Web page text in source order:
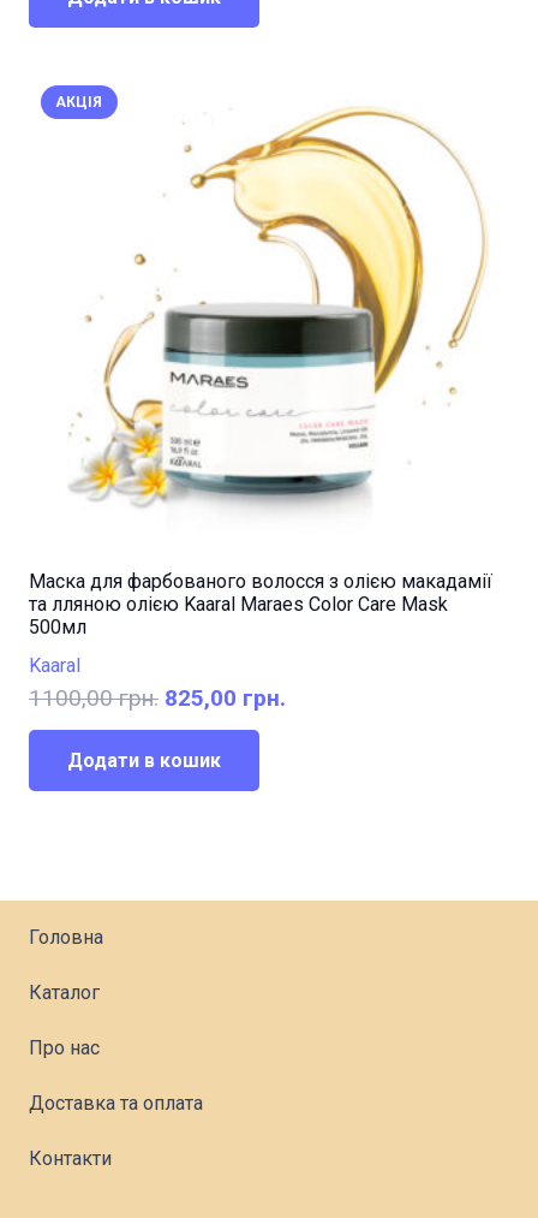
АКЦІЯ
Маска для фарбованого волосся з олією макадамії
та лляною олією Kaaral Maraes Color Care Mask
500мл
Kaaral
1100,00грн. Оригінальна
ціна:
1100,00 грн..
825,00 грн.
Додати в кошик
Головна
Каталог
Про нас
Доставка та оплата
Контакти